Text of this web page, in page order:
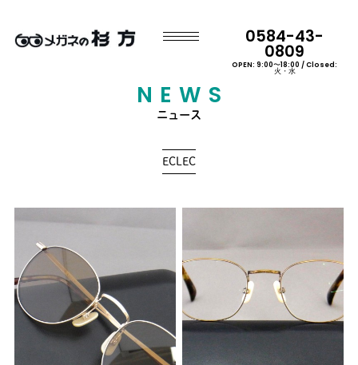
0584-43-
0809
OPEN: 9:00〜18:00 / Closed:
火・水
NEWS
ニュース
ECLEC